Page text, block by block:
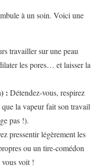
à un soin. Voici une
travailler sur une peau
les pores… et laisser la
: Détendez-vous, respirez
la vapeur fait son travail
pas !).
pressentir légèrement les
ou un tire-comédon
vous voit !